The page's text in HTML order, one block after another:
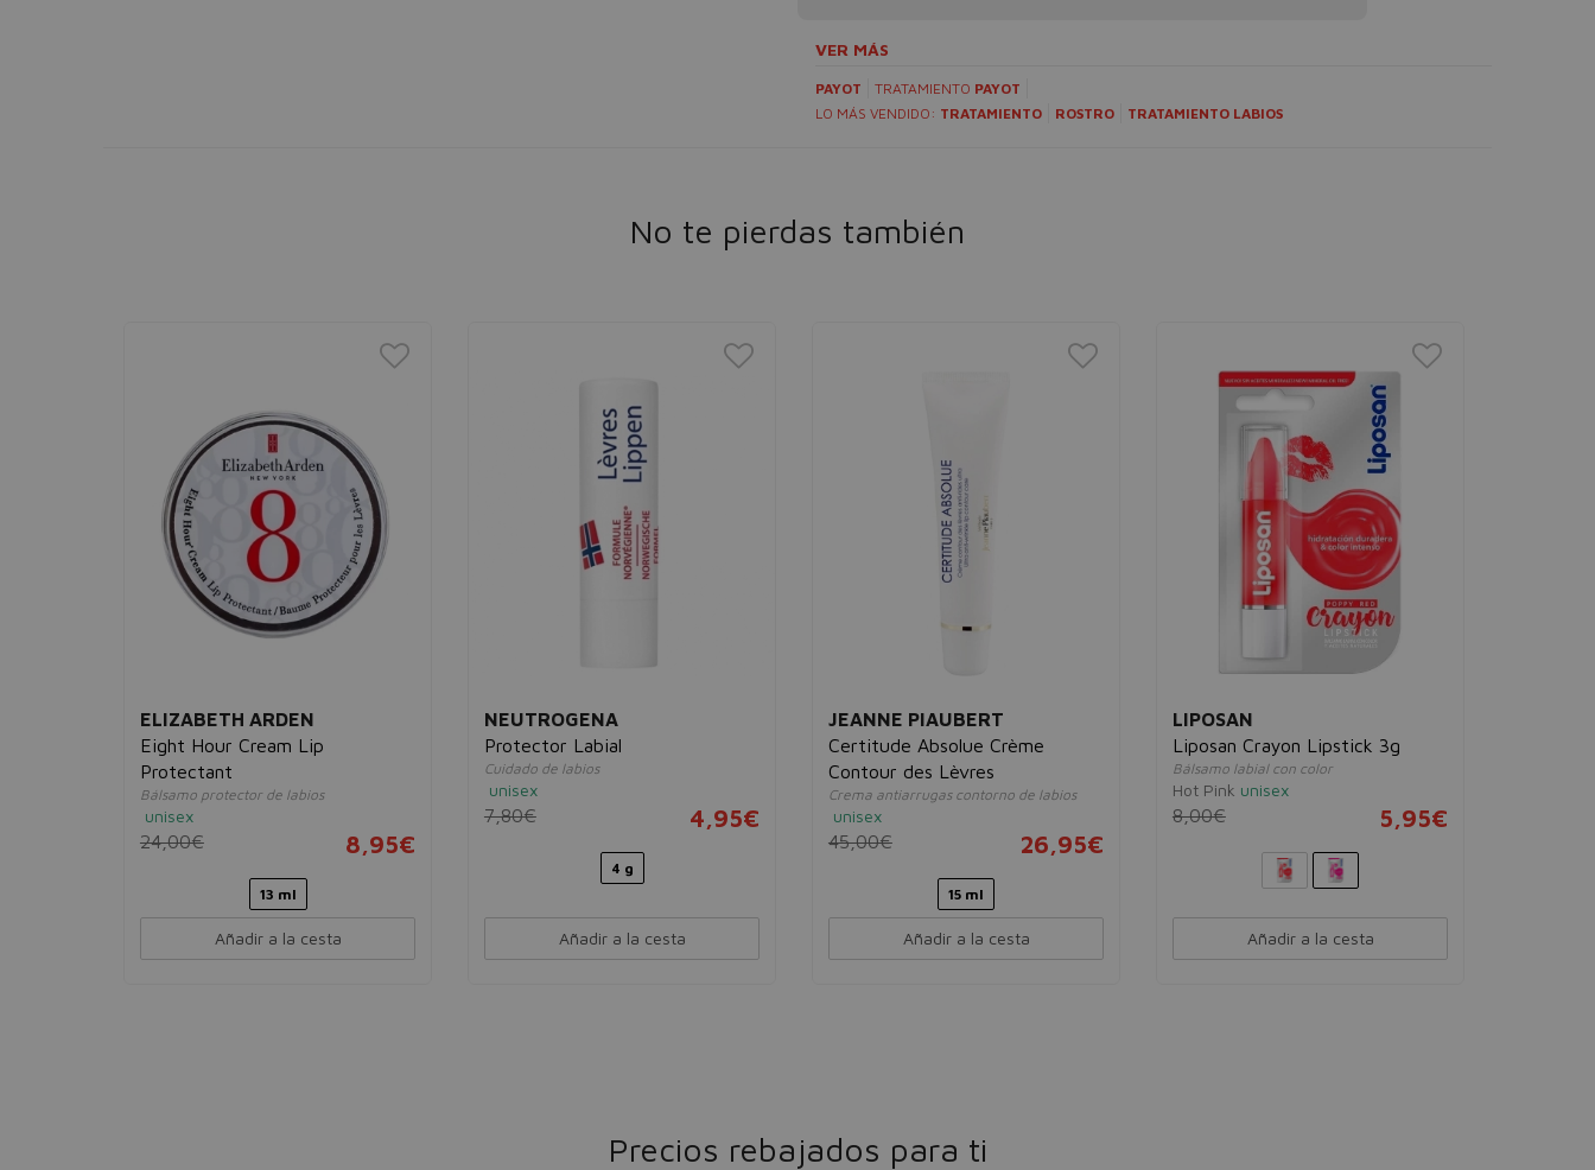
VER MÁS
PAYOT TRATAMIENTO PAYOT
LO MÁS VENDIDO: TRATAMIENTO ROSTRO TRATAMIENTO LABIOS
No te pierdas también
ELIZABETH ARDEN
Eight Hour Cream Lip
Protectant
Bálsamo protector de labios
unisex
24,00€ 8,95€
13 ml
Añadir a la cesta
NEUTROGENA
Protector Labial
Cuidado de labios
unisex
7,80€ 4,95€
4 g
Añadir a la cesta
JEANNE PIAUBERT
Certitude Absolue Crème
Contour des Lèvres
Crema antiarrugas contorno de labios
unisex
45,00€ 26,95€
15 ml
Añadir a la cesta
LIPOSAN
Liposan Crayon Lipstick 3g
Bálsamo labial con color
Hot Pink unisex
8,00€ 5,95€
Añadir a la cesta
Precios rebajados para ti